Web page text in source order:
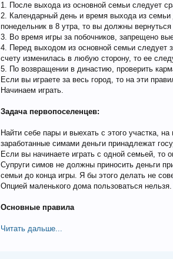
1. После выхода из основной семьи следует
2. Календарный день и время выхода из
понедельник в 8 утра, то вы должны
3. Во время игры за побочников, запрещено
4. Перед выходом из основной семьи следует
счету изменилась в любую сторону, то ее
5. По возвращении в династию, проверить
Если вы играете за весь город, то на эти
Начинаем играть.
Задача первопоселенцев:
Найти себе пары и выехать с этого участка,
заработанные симами деньги принадлежат
Если вы начинаете играть с одной семьей,
Супруги симов не должны приносить деньги
семьи до конца игры. Я бы этого делать не
Опцией маленького дома пользоваться нельзя.
Основные правила
Читать дальше...